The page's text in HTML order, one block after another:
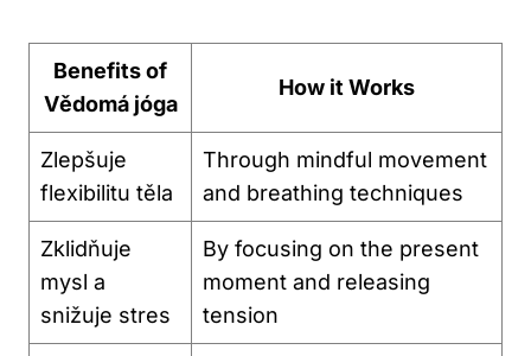
Benefits of
Vědomá jóga
How it Works
Zlepšuje
flexibilitu těla
Through mindful movement
and breathing techniques
Zklidňuje
mysl a
snižuje stres
By focusing on the present
moment and releasing
tension